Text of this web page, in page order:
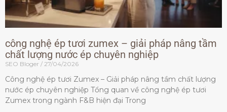
công nghệ ép tươi zumex – giải pháp nâng tầm
chất lượng nước ép chuyên nghiệp
SEO Bloger 27/04/2026
Công nghệ ép tươi Zumex – Giải pháp nâng tầm chất lượng
nước ép chuyên nghiệp Tổng quan về công nghệ ép tươi
Zumex trong ngành F&B hiện đại Trong